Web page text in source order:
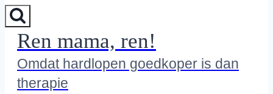
Ren mama, ren!
Omdat hardlopen goedkoper is dan
therapie